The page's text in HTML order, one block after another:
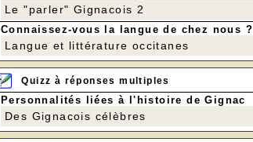
Le "parler" Gignacois 2
Connaissez-vous la langue de chez nous ?
Langue et littérature occitanes
Quizz à réponses multiples
Personnalités liées à l'histoire de Gignac
Des Gignacois célèbres